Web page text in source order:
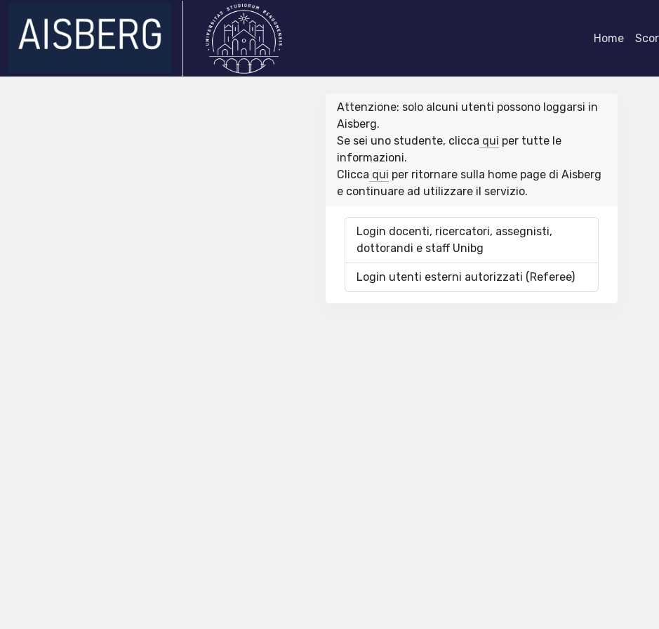
Home
Attenzione: solo alcuni utenti possono loggarsi in
Aisberg.
Se sei uno studente, clicca qui per tutte le
informazioni.
Clicca qui per ritornare sulla home page di Aisberg
e continuare ad utilizzare il servizio.
Login docenti, ricercatori, assegnisti,
dottorandi e staff Unibg
Login utenti esterni autorizzati (Referee)